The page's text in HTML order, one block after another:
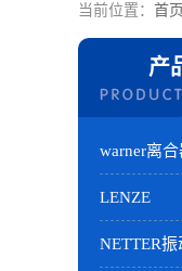
当前位置： 首页
产
warner离
LENZE
NETTER振